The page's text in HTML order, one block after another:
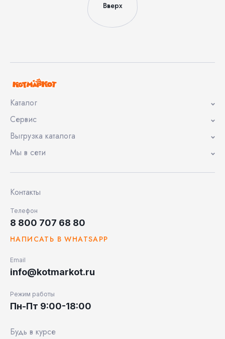
Вверх
Каталог
Сервис
Выгрузка каталога
Мы в сети
Контакты
Телефон
8 800 707 68 80
НАПИСАТЬ В WHATSAPP
Email
info@kotmarkot.ru
Режим работы
Пн-Пт 9:00-18:00
Будь в курсе